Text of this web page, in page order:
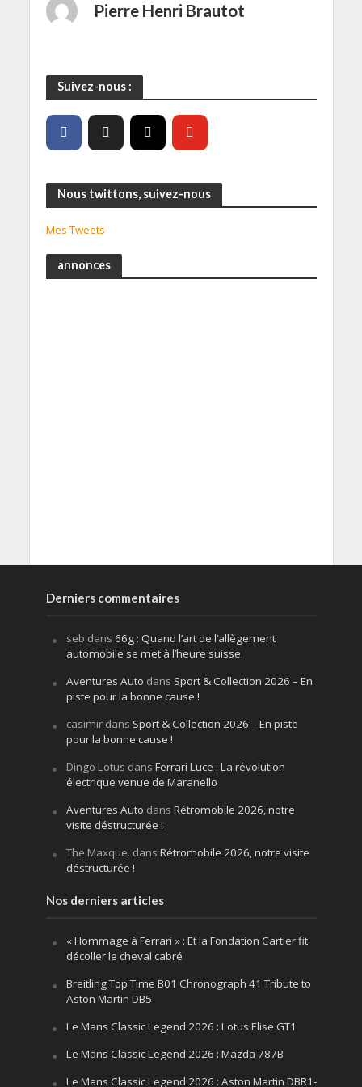
Pierre Henri Brautot
Suivez-nous :
Nous twittons, suivez-nous
Mes Tweets
annonces
Derniers commentaires
seb dans 66g : Quand l’art de l’allègement
automobile se met à l’heure suisse
Aventures Auto dans Sport & Collection 2026 – En
piste pour la bonne cause !
casimirdans Sport & Collection 2026 – En piste
pour la bonne cause !
Dingo Lotus dans Ferrari Luce : La révolution
électrique venue de Maranello
Aventures Auto dans Rétromobile 2026, notre
visite déstructurée !
The Maxque. dans Rétromobile 2026, notre visite
déstructurée !
Nos derniers articles
« Hommage à Ferrari » : Et la Fondation Cartier fit
décoller le cheval cabré
Breitling Top Time B01 Chronograph 41 Tribute to
Aston Martin DB5
Le Mans Classic Legend 2026 : Lotus Elise GT1
Le Mans Classic Legend 2026 : Mazda 787B
Le Mans Classic Legend 2026 : Aston Martin DBR1-